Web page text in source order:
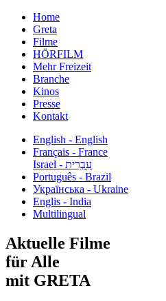
Home
Greta
Filme
HÖRFILM
Mehr Freizeit
Branche
Kinos
Presse
Kontakt
English - English
Français - France
עִבְרִית - Israel
Português - Brazil
Українська - Ukraine
Englis - India
Multilingual
Aktuelle Filme
für Alle
mit GRETA